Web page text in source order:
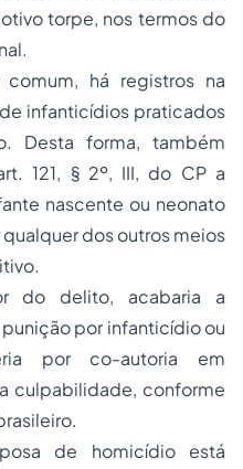
torpe, nos termos do
há registros na
infanticídios praticados
Desta forma, também
121, § 2º, III, do CP a
nascente ou neonato
dos outros meios
do delito, acabaria a
por infanticídio ou
por co-autoria em
culpabilidade, conforme
de homicídio está